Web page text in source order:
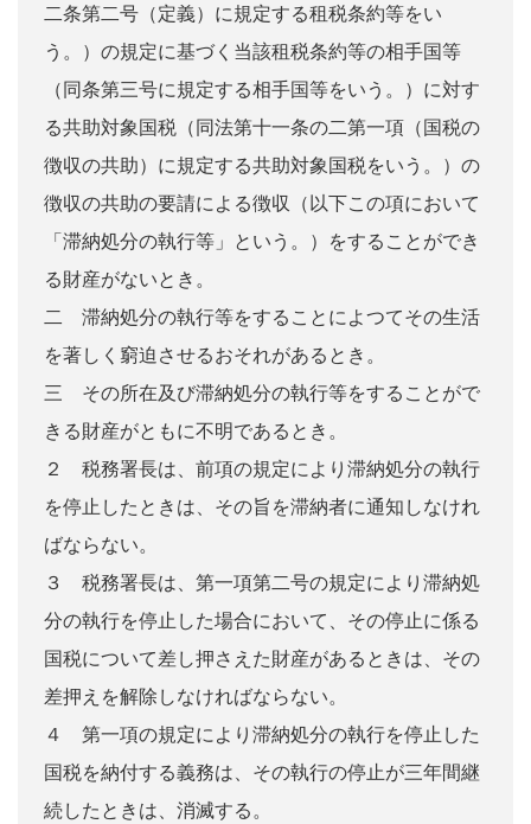
二条第二号（定義）に規定する租税条約等をい
う。）の規定に基づく当該租税条約等の相手国等
（同条第三号に規定する相手国等をいう。）に対す
る共助対象国税（同法第十一条の二第一項（国税の
徴収の共助）に規定する共助対象国税をいう。）の
徴収の共助の要請による徴収（以下この項において
「滞納処分の執行等」という。）をすることができ
る財産がないとき。
二 滞納処分の執行等をすることによつてその生活
を著しく窮迫させるおそれがあるとき。
三 その所在及び滞納処分の執行等をすることがで
きる財産がともに不明であるとき。
２ 税務署長は、前項の規定により滞納処分の執行
を停止したときは、その旨を滞納者に通知しなけれ
ばならない。
３ 税務署長は、第一項第二号の規定により滞納処
分の執行を停止した場合において、その停止に係る
国税について差し押さえた財産があるときは、その
差押えを解除しなければならない。
４ 第一項の規定により滞納処分の執行を停止した
国税を納付する義務は、その執行の停止が三年間継
続したときは、消滅する。